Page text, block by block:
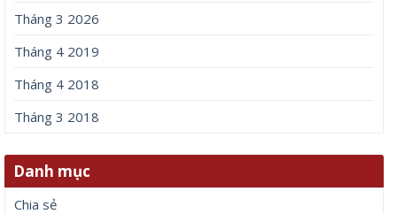
Tháng 3 2026
Tháng 4 2019
Tháng 4 2018
Tháng 3 2018
Danh mục
Chia sẻ